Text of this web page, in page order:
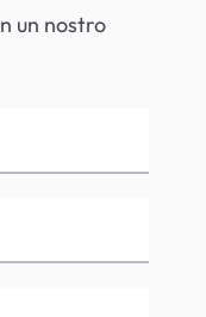
un nostro